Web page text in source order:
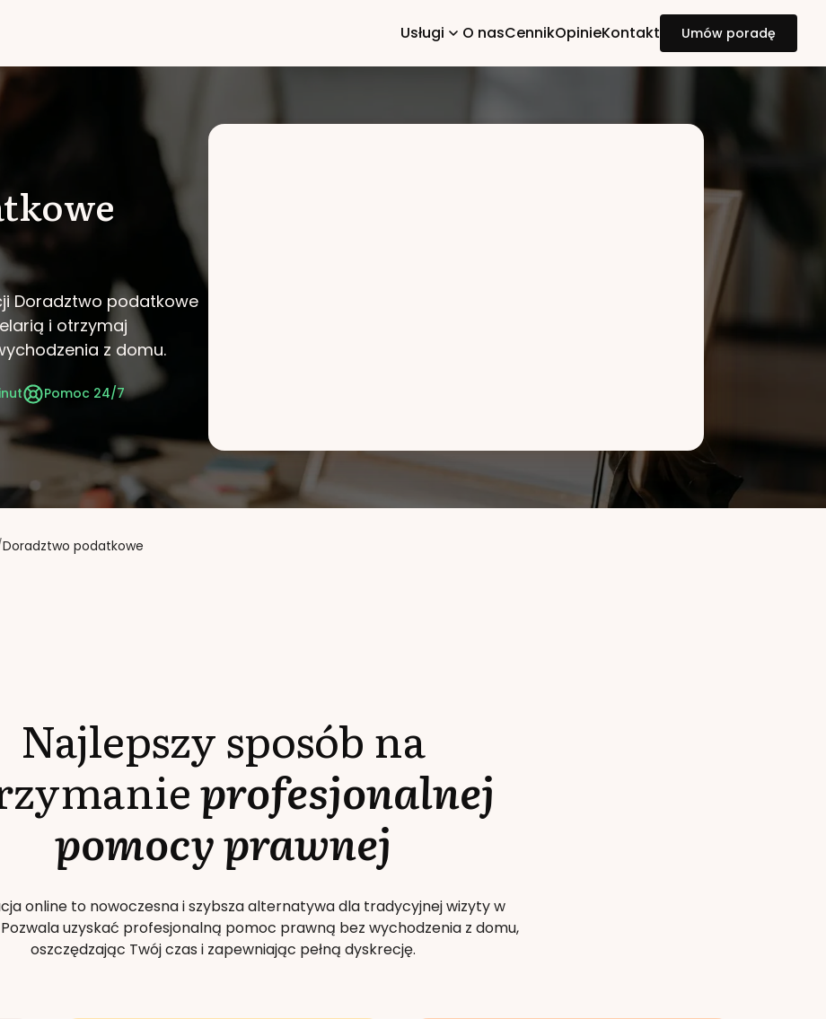
Usługi O nasCennikOpinieKontakt Umów poradę
Doradztwo podatkowe
i otrzymaj
z domu.
Pomoc 24/7
Doradztwo podatkowe
Najlepszy sposób na
profesjonalnej
pomocy prawnej
online to nowoczesna i szybsza alternatywa dla tradycyjnej wizyty w
uzyskać profesjonalną pomoc prawną bez wychodzenia z domu,
oszczędzając Twój czas i zapewniając pełną dyskrecję.